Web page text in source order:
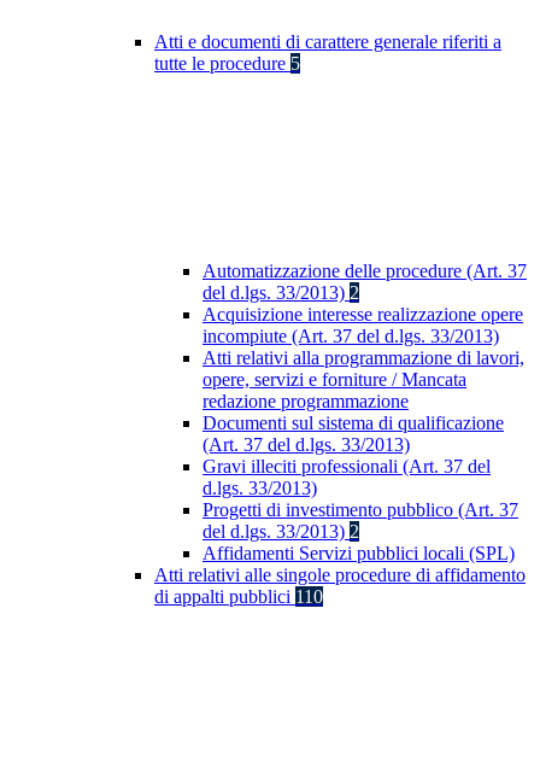
Atti e documenti di carattere generale riferiti a
tutte le procedure 5
Automatizzazione delle procedure (Art. 37
del d.lgs. 33/2013) 2
Acquisizione interesse realizzazione opere
incompiute (Art. 37 del d.lgs. 33/2013)
Atti relativi alla programmazione di lavori,
opere, servizi e forniture / Mancata
redazione programmazione
Documenti sul sistema di qualificazione
(Art. 37 del d.lgs. 33/2013)
Gravi illeciti professionali (Art. 37 del
d.lgs. 33/2013)
Progetti di investimento pubblico (Art. 37
del d.lgs. 33/2013) 2
Affidamenti Servizi pubblici locali (SPL)
Atti relativi alle singole procedure di affidamento
di appalti pubblici 110